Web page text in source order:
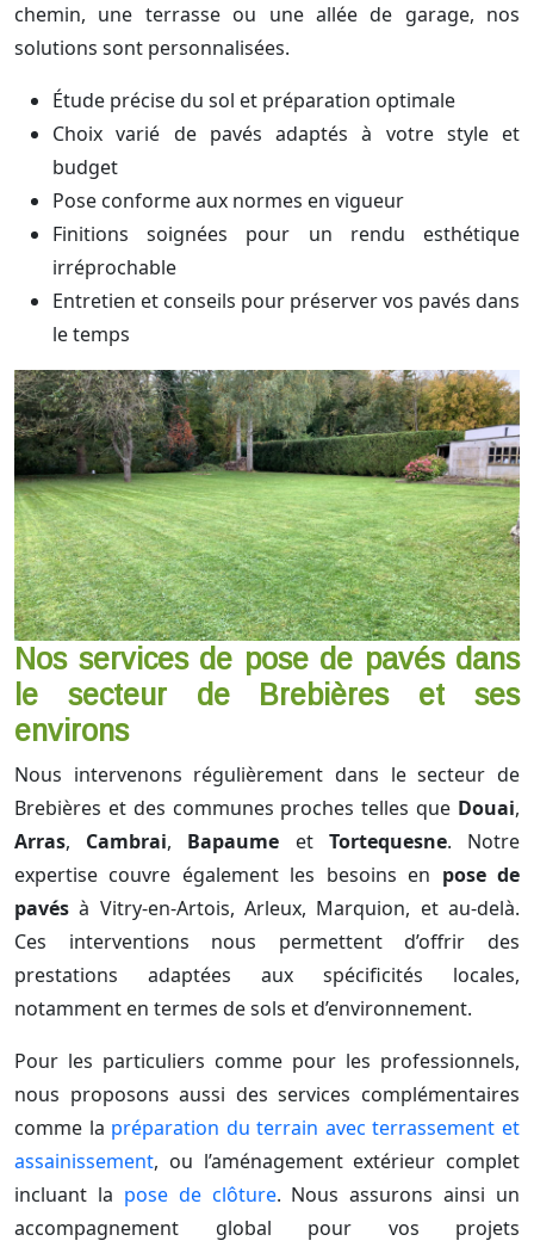
chemin, une terrasse ou une allée de garage, nos
solutions sont personnalisées.
Étude précise du sol et préparation optimale
Choix varié de pavés adaptés à votre style et
budget
Pose conforme aux normes en vigueur
Finitions soignées pour un rendu esthétique
irréprochable
Entretien et conseils pour préserver vos pavés dans
le temps
Nos services de pose de pavés dans
le secteur de Brebières et ses
environs
Nous intervenons régulièrement dans le secteur de
Brebières et des communes proches telles que Douai,
Arras, Cambrai, Bapaume et Tortequesne. Notre
expertise couvre également les besoins en pose de
pavés à Vitry-en-Artois, Arleux, Marquion, et au-delà.
Ces interventions nous permettent d’offrir des
prestations adaptées aux spécificités locales,
notamment en termes de sols et d’environnement.
Pour les particuliers comme pour les professionnels,
nous proposons aussi des services complémentaires
comme la préparation du terrain avec terrassement et
assainissement, ou l’aménagement extérieur complet
incluant la pose de clôture. Nous assurons ainsi un
accompagnement global pour vos projets